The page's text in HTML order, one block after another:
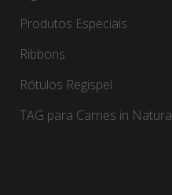
Produtos Especiais
Ribbons
Rótulos Regispel
TAG para Carnes in Natura